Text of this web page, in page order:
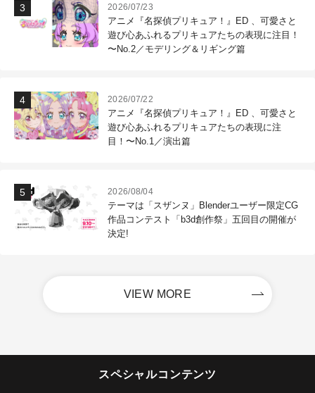
2026/07/23
アニメ『名探偵プリキュア！』ED 、可愛さと
遊び心あふれるプリキュアたちの表現に注目！
〜No.2／モデリング＆リギング篇
2026/07/22
アニメ『名探偵プリキュア！』ED 、可愛さと
遊び心あふれるプリキュアたちの表現に注
目！〜No.1／演出篇
2026/08/04
テーマは「スザンヌ」Blenderユーザー限定CG
作品コンテスト「b3d創作祭」五回目の開催が
決定!
VIEW MORE
スペシャルコンテンツ